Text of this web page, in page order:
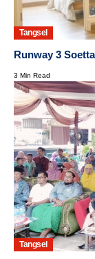
Tangsel
Runway 3
3 Min Read
Tangsel